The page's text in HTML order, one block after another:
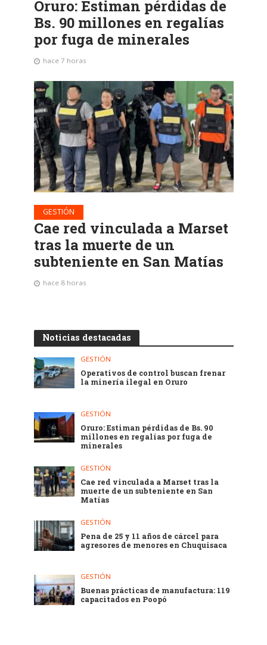
Oruro: Estiman pérdidas de
Bs. 90 millones en regalías
por fuga de minerales
hace 7 horas
GESTIÓN
Cae red vinculada a Marset
tras la muerte de un
subteniente en San Matías
hace 8 horas
Noticias destacadas
GESTIÓN
Operativos de control buscan frenar
la minería ilegal en Oruro
GESTIÓN
Oruro: Estiman pérdidas de Bs. 90
millones en regalías por fuga de
minerales
GESTIÓN
Cae red vinculada a Marset tras la
muerte de un subteniente en San
Matías
GESTIÓN
Pena de 25 y 11 años de cárcel para
agresores de menores en Chuquisaca
GESTIÓN
Buenas prácticas de manufactura: 119
capacitados en Poopó